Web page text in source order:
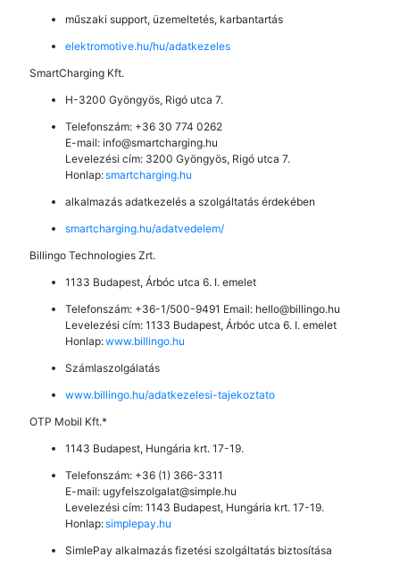
műszaki support, üzemeltetés, karbantartás
elektromotive.hu/hu/adatkezeles
SmartCharging Kft.
H-3200 Gyöngyös, Rigó utca 7.
Telefonszám: +36 30 774 0262
E-mail: info@smartcharging.hu
Levelezési cím: 3200 Gyöngyös, Rigó utca 7.
Honlap:smartcharging.hu
alkalmazás adatkezelés a szolgáltatás érdekében
smartcharging.hu/adatvedelem/
Billingo Technologies Zrt.
1133 Budapest, Árbóc utca 6. I. emelet
Telefonszám: +36-1/500-9491 Email: hello@billingo.hu
Levelezési cím: 1133 Budapest, Árbóc utca 6. I. emelet
Honlap:www.billingo.hu
Számlaszolgálatás
www.billingo.hu/adatkezelesi-tajekoztato
OTP Mobil Kft.*
1143 Budapest, Hungária krt. 17-19.
Telefonszám: +36 (1) 366-3311
E-mail: ugyfelszolgalat@simple.hu
Levelezési cím: 1143 Budapest, Hungária krt. 17-19.
Honlap:simplepay.hu
SimlePay alkalmazás fizetési szolgáltatás biztosítása